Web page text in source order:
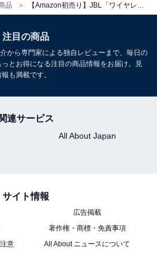
品
で見る
デュアルドライバー/マルチポイ
レス充電対応/スマートタッチディ
/JBLTOURPRO3BLU
で見る
注目の商品
から専門家による独自レビューまで、毎日の
とお得になる注目の商品情報をお届け。見
も満載です。
連サービス
All About Japan
サイト情報
広告掲載
著作権・商標・免責事項
意
All About ニュースについて